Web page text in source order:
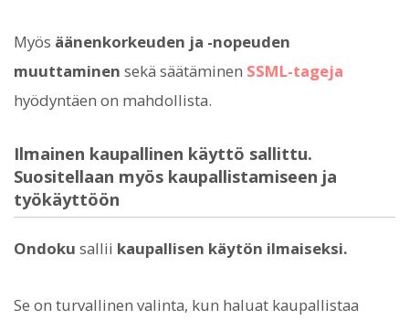
Myös äänenkorkeuden ja -nopeuden
muuttaminen sekä säätäminen SSML-tageja
hyödyntäen on mahdollista.
Ilmainen kaupallinen käyttö sallittu.
Suositellaan myös kaupallistamiseen ja
työkäyttöön
Ondoku sallii kaupallisen käytön ilmaiseksi.
Se on turvallinen valinta, kun haluat kaupallistaa